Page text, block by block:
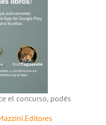
el concurso, podés